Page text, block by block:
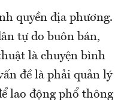
quyền địa phương.
tự do buôn bán,
là chuyện bình
đề là phải quản lý
lao động phổ thông